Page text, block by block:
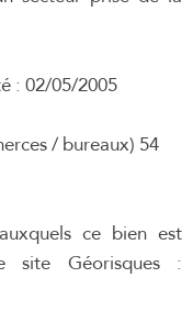
: 02/05/2005
/ bureaux) 54
ce bien est
site Géorisques :